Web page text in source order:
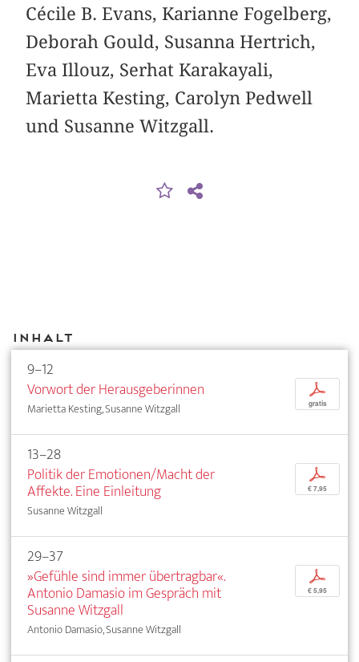
Cécile B. Evans, Karianne Fogelberg,
Deborah Gould, Susanna Hertrich,
Eva Illouz, Serhat Karakayali,
Marietta Kesting, Carolyn Pedwell
und Susanne Witzgall.
Inhalt
9–12
Vorwort der Herausgeberinnen
Marietta Kesting, Susanne Witzgall
p
gratis
13–28
Politik der Emotionen/Macht der
Affekte. Eine Einleitung
Susanne Witzgall
p
€ 7,95
29–37
»Gefühle sind immer übertragbar«.
Antonio Damasio im Gespräch mit
Susanne Witzgall
Antonio Damasio, Susanne Witzgall
p
€ 5,95